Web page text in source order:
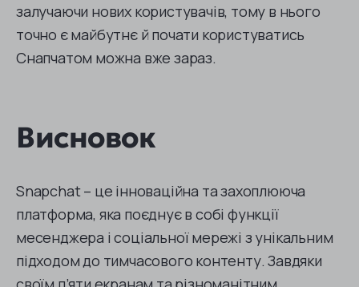
залучаючи нових користувачів, тому в нього
точно є майбутнє й почати користуватись
Снапчатом можна вже зараз.
Висновок
Snapchat – це інноваційна та захоплююча
платформа, яка поєднує в собі функції
месенджера і соціальної мережі з унікальним
підходом до тимчасового контенту. Завдяки